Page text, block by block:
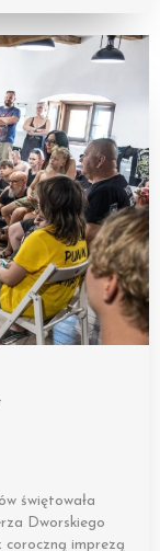
świętowała
Dworskiego
coroczną imprezą